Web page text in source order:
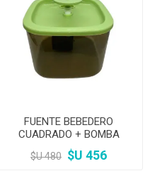
FUENTE BEBEDERO
CUADRADO + BOMBA
12X13CM
$U 480 $U 456